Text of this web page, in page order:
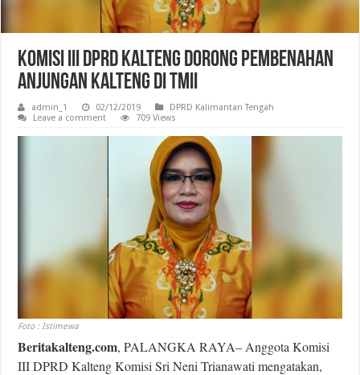
Komisi III DPRD Kalteng Dorong Pembenahan
Anjungan Kalteng di TMII
admin_1 02/12/2019
DPRD Kalimantan Tengah
Leave a comment
709 Views
Foto : Istimewa
Beritakalteng.com, PALANGKA RAYA– Anggota Komisi
III DPRD Kalteng Komisi Sri Neni Trianawati mengatakan,